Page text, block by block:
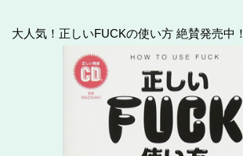
大人気！正しいFUCKの使い方 絶賛発売中！